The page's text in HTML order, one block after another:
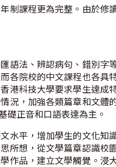
制課程更為完整。由於修
語法、辨認病句、錯別字
各院校的中文課程也各具
港科技大學要求學生達成
況，加強各類篇章和文體
礎正音和口語表達為主。
水平，增加學生的文化知
所想，從文學篇章認識校
作品，建立文學觸覺。浸